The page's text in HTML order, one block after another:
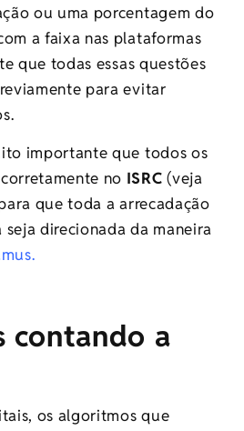
ou uma porcentagem do
a faixa nas plataformas
que todas essas questões
para evitar
importante que todos os
no ISRC (veja
que toda a arrecadação
direcionada da maneira
contando a
os algoritmos que